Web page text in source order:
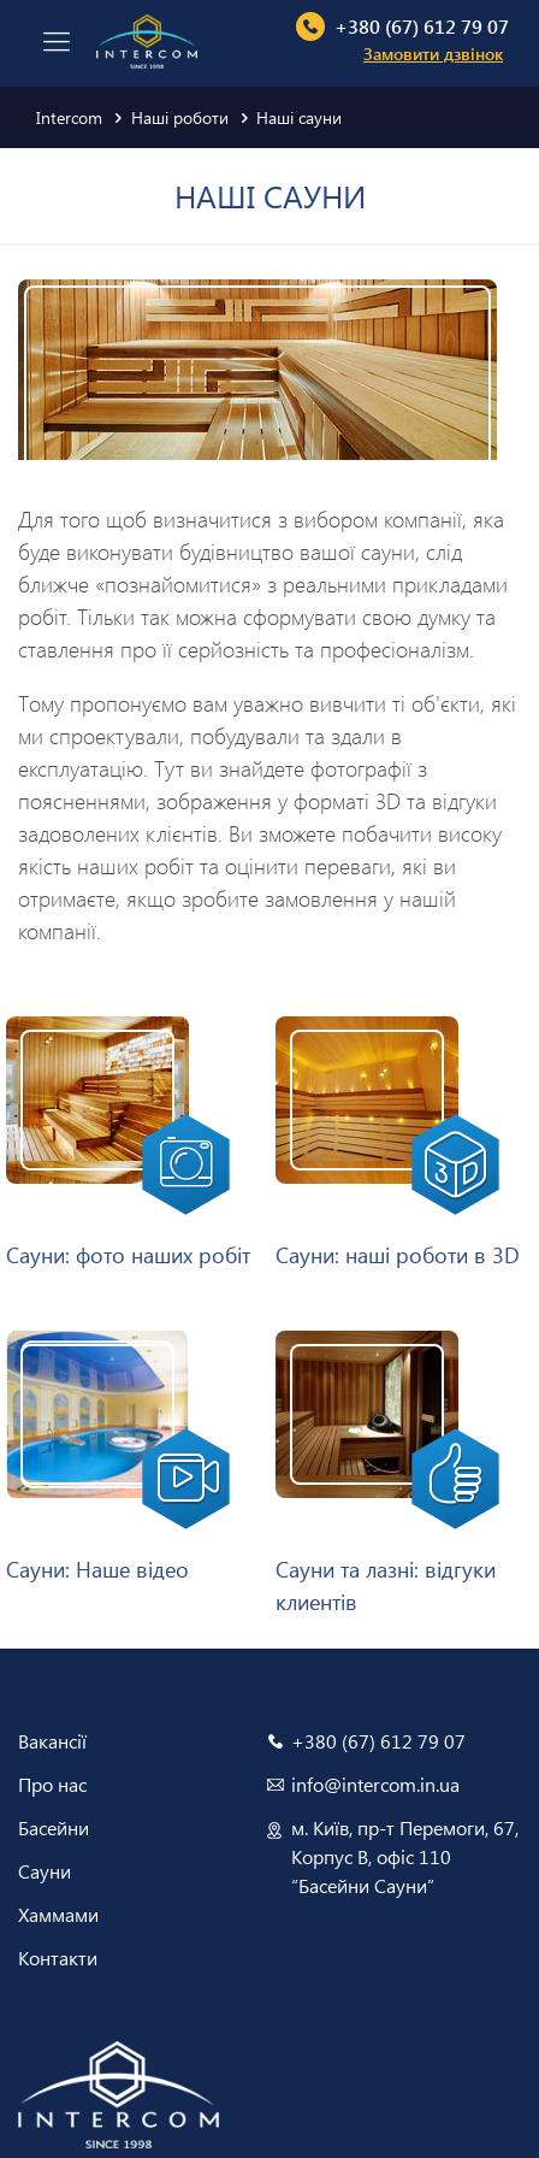
+380 (67) 612 79 07
Замовити дзвінок
Intercom Наші роботи Наші сауни
НАШІ САУНИ
Для того щоб визначитися з вибором компанії, яка
буде виконувати будівництво вашої сауни, слід
ближче «познайомитися» з реальними прикладами
робіт. Тільки так можна сформувати свою думку та
ставлення про її серйозність та професіоналізм.
Тому пропонуємо вам уважно вивчити ті об'єкти, які
ми спроектували, побудували та здали в
експлуатацію. Тут ви знайдете фотографії з
поясненнями, зображення у форматі 3D та відгуки
задоволених клієнтів. Ви зможете побачити високу
якість наших робіт та оцінити переваги, які ви
отримаєте, якщо зробите замовлення у нашій
компанії.
Сауни: фото наших робіт Сауни: наші роботи в 3D
Сауни: Наше відео
Сауни та лазні: відгуки
клиентів
Вакансії
Про нас
Басейни
Сауни
Хаммами
Контакти
+380 (67) 612 79 07
info@intercom.in.ua
м. Київ, пр-т Перемоги, 67,
Корпус В, офіс 110
“Басейни Сауни”